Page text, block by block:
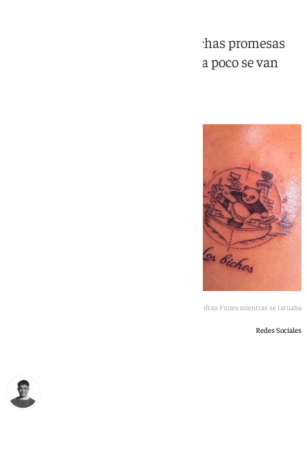
Dentro de la plantilla habían muchas promesas
hechas en caso de ascenso y poco a poco se van
Juanfran Funes mientras se tatuaba
Redes Sociales